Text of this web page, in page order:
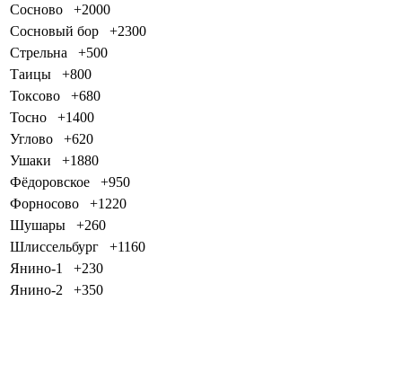
Сосново
+2000
Сосновый бор
+2300
Стрельна
+500
Таицы
+800
Токсово
+680
Тосно
+1400
Углово
+620
Ушаки
+1880
Фёдоровское
+950
Форносово
+1220
Шушары
+260
Шлиссельбург
+1160
Янино-1
+230
Янино-2
+350